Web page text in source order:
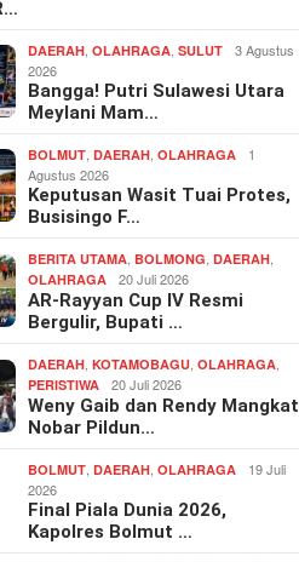
DAERAH,OLAHRAGA,SULUT
3 Agustus
2026
Bangga! Putri Sulawesi Utara
Meylani Mam…
BOLMUT,DAERAH,OLAHRAGA
1
Agustus 2026
Keputusan Wasit Tuai Protes,
Busisingo F…
BERITA UTAMA, BOLMONG,DAERAH,
OLAHRAGA 20 Juli 2026
AR-Rayyan Cup IV Resmi
Bergulir, Bupati …
DAERAH,KOTAMOBAGU,OLAHRAGA,
PERISTIWA 20 Juli 2026
Weny Gaib dan Rendy Mangkat
Nobar Pildun…
BOLMUT,DAERAH,OLAHRAGA
19 Juli
2026
Final Piala Dunia 2026,
Kapolres Bolmut …